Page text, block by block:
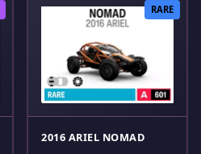
RARE
2016 ARIEL NOMAD